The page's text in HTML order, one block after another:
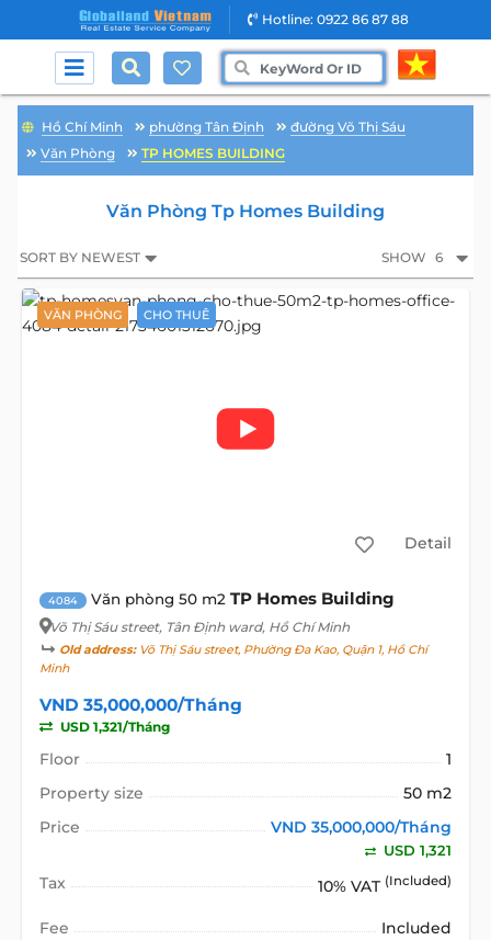
Hotline: 0922 86 87 88
Hồ Chí Minh phường Tân Định
đường Võ Thị Sáu
Văn Phòng
TP HOMES BUILDING
Văn Phòng Tp Homes Building
SORT BY NEWEST SHOW 6
VĂN PHÒNG CHO THUÊ
Detail
4084 Văn phòng 50 m2 TP Homes Building
Võ Thị Sáu street, Tân Định ward, Hồ Chí Minh
Old address:Võ Thị Sáu street, Phường Đa Kao, Quận 1, Hồ Chí
Minh
VND 35,000,000/Tháng
USD 1,321/Tháng
Floor
1
Property size
50 m2
Price
VND 35,000,000/Tháng
USD 1,321
Tax 10% VAT (Included)
Fee Included